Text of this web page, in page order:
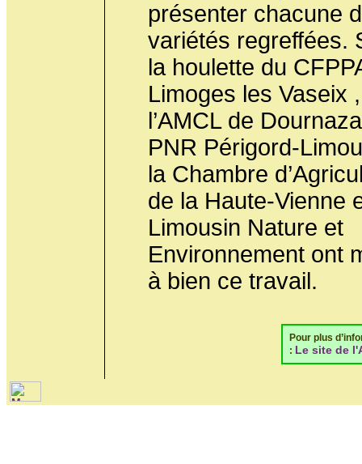
présenter chacune
variétés regreffées.
la houlette du
Limoges les Vaseix ,
l’AMCL de
PNR Périgord-
la Chambre
de la Haute-Vienne
Limousin Nature et
Environnement ont
à bien ce travail.
Pour plus
: Le site de